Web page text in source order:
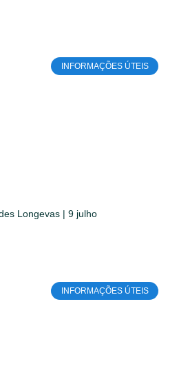
INFORMAÇÕES ÚTEIS
Longevas | 9 julho
INFORMAÇÕES ÚTEIS